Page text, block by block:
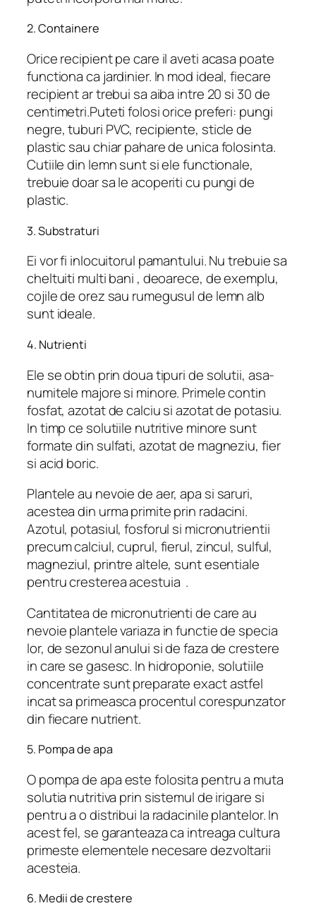
2. Containere
Orice recipient pe care il aveti acasa poate
functiona ca jardinier. In mod ideal, fiecare
recipient ar trebui sa aiba intre 20 si 30 de
centimetri.Puteti folosi orice preferi: pungi
negre, tuburi PVC, recipiente, sticle de
plastic sau chiar pahare de unica folosinta.
Cutiile din lemn sunt si ele functionale,
trebuie doar sa le acoperiti cu pungi de
plastic.
3. Substraturi
Ei vor fi inlocuitorul pamantului. Nu trebuie sa
cheltuiti multi bani , deoarece, de exemplu,
cojile de orez sau rumegusul de lemn alb
sunt ideale.
4. Nutrienti
Ele se obtin prin doua tipuri de solutii, asa-
numitele majore si minore. Primele contin
fosfat, azotat de calciu si azotat de potasiu.
In timp ce solutiile nutritive minore sunt
formate din sulfati, azotat de magneziu, fier
si acid boric.
Plantele au nevoie de aer, apa si saruri,
acestea din urma primite prin radacini.
Azotul, potasiul, fosforul si micronutrientii
precum calciul, cuprul, fierul, zincul, sulful,
magneziul, printre altele, sunt esentiale
pentru cresterea acestuia .
Cantitatea de micronutrienti de care au
nevoie plantele variaza in functie de specia
lor, de sezonul anului si de faza de crestere
in care se gasesc. In hidroponie, solutiile
concentrate sunt preparate exact astfel
incat sa primeasca procentul corespunzator
din fiecare nutrient.
5. Pompa de apa
O pompa de apa este folosita pentru a muta
solutia nutritiva prin sistemul de irigare si
pentru a o distribui la radacinile plantelor. In
acest fel, se garanteaza ca intreaga cultura
primeste elementele necesare dezvoltarii
acesteia.
6. Medii de crestere